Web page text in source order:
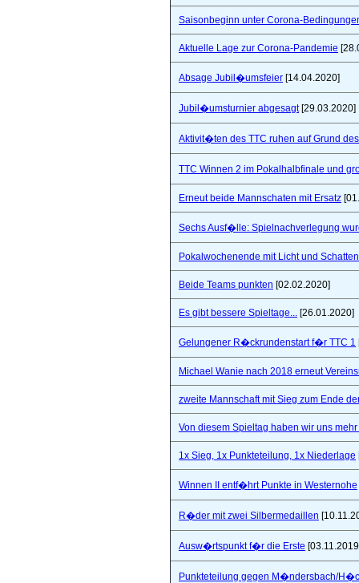
Saisonbeginn unter Corona-
Aktuelle Lage zur Corona-Pandemie
Absage Jubil�umsfeier [14.04.2020]
Jubil�umsturnier abgesagt[29.03.2020]
Aktivit�ten des TTC ruhen auf Grund
TTC Winnen 2 im Pokalhalbfinale und
Erneut beide Mannschaten mit Ersatz
Sechs Ausf�lle: Spielnachverlegung
Pokalwochenende mit Licht und
Beide Teams punkten [02.02.2020]
Es gibt bessere Spieltage... [26.01.2020]
Gelungener R�ckrundenstart f�r TTC 1
Michael Wanie nach 2018 erneut
zweite Mannschaft mit Sieg zum Ende
Von diesem Spieltag haben wir uns mehr
1x Sieg, 1x Punkteteilung, 1x Niederlage
Winnen II entf�hrt Punkte in Westernohe
R�der mit zwei Silbermedaillen
Ausw�rtspunkt f�r die Erste
Punkteteilung gegen M�ndersbach/